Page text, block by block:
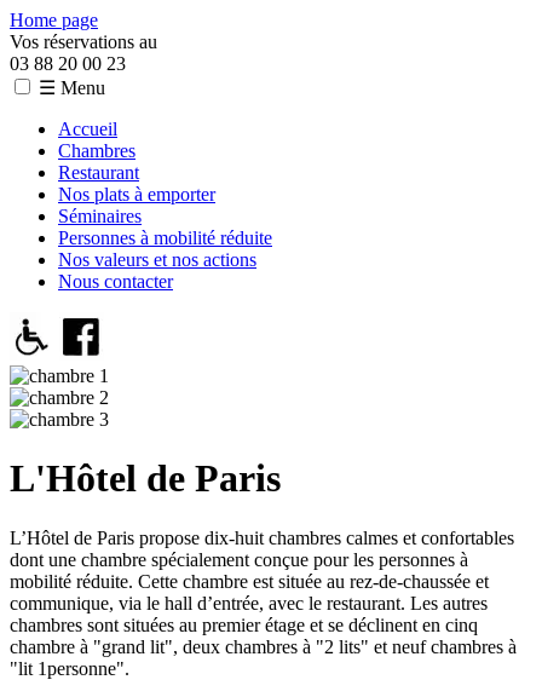
Home page
Vos réservations au
03 88 20 00 23
☰ Menu
Accueil
Chambres
Restaurant
Nos plats à emporter
Séminaires
Personnes à mobilité réduite
Nos valeurs et nos actions
Nous contacter
L'Hôtel de Paris
L’Hôtel de Paris propose dix-huit chambres calmes et confortables
dont une chambre spécialement conçue pour les personnes à
mobilité réduite. Cette chambre est située au rez-de-chaussée et
communique, via le hall d’entrée, avec le restaurant. Les autres
chambres sont situées au premier étage et se déclinent en cinq
chambre à "grand lit", deux chambres à "2 lits" et neuf chambres à
"lit 1personne".